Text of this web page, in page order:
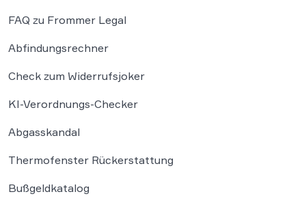
FAQ zu Frommer Legal
Abfindungsrechner
Check zum Widerrufsjoker
KI-Verordnungs-Checker
Abgasskandal
Thermofenster Rückerstattung
Bußgeldkatalog